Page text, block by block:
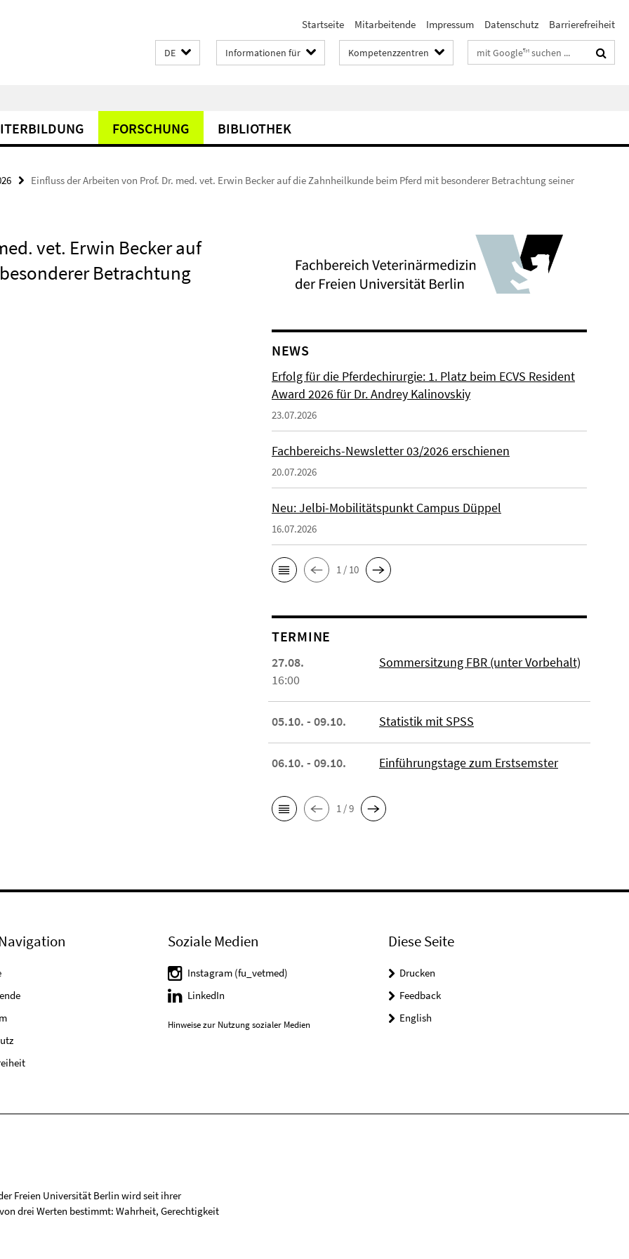
Startseite Mitarbeitende Impressum Datenschutz Barrierefreiheit
DE Informationen für Kompetenzzentren Suchbegriffe
FORSCHUNG BIBLIOTHEK
Einfluss der Arbeiten von Prof. Dr. med. vet. Erwin Becker auf die Zahnheilkunde beim Pferd mit besonderer Betrachtung seiner
vet. Erwin Becker auf
Betrachtung
NEWS
Erfolg für die Pferdechirurgie: 1. Platz beim ECVS Resident
Award 2026 für Dr. Andrey Kalinovskiy
23.07.2026
Fachbereichs-Newsletter 03/2026 erschienen
20.07.2026
Neu: Jelbi-Mobilitätspunkt Campus Düppel
16.07.2026
1 / 10
TERMINE
27.08.
16:00
Sommersitzung FBR (unter Vorbehalt)
05.10. - 09.10. Statistik mit SPSS
06.10. - 09.10. Einführungstage zum Erstsemster
1 / 9
Soziale Medien
Instagram (fu_vetmed)
LinkedIn
Hinweise zur Nutzung sozialer Medien
Diese Seite
Drucken
Feedback
English
Freien Universität Berlin wird seit ihrer
drei Werten bestimmt: Wahrheit, Gerechtigkeit